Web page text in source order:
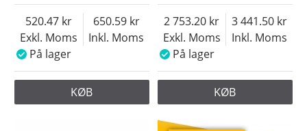
Exkl. Moms
520.47
Inkl. Moms
650.59
På lager
KØB
Exkl. Moms
2 753.20
Inkl. Moms
3 441.50
På lager
KØB